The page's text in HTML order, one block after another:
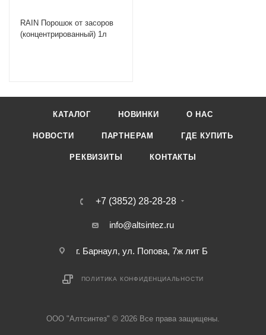
RAIN Порошок от засоров
(концентрированный) 1л
КАТАЛОГ НОВИНКИ О НАС
НОВОСТИ ПАРТНЕРАМ ГДЕ КУПИТЬ
РЕКВИЗИТЫ КОНТАКТЫ
+7 (3852) 28-28-28
info@altsintez.ru
г. Барнаул, ул. Попова, 7ж лит Б
ПОЛИТИКА КОНФИДЕНЦИАЛЬНОСТИ
ООО "Алтсинтез" © 2026 Все права защищены.